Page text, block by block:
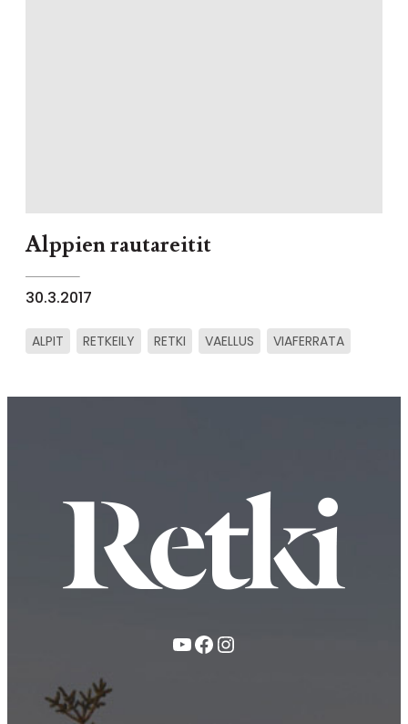
Alppien rautareitit
30.3.2017
ALPIT RETKEILY RETKI VAELLUS VIAFERRATA
YouTube
FacebookInstagram